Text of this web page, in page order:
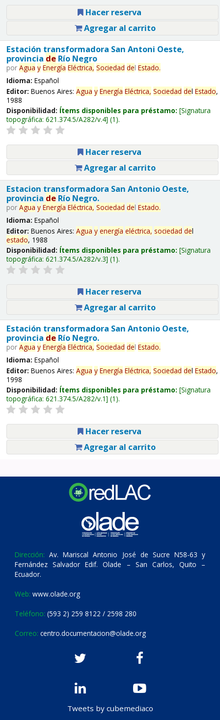
Hacer reserva
Agregar al carrito
Estación transformadora San Antoni Oeste,
provincia deRío Negro
por Agua y Energía Eléctrica, Sociedad del Estado.
Idioma: Español
Editor: Buenos Aires: Agua y Energía Eléctrica, Sociedad del Estado,
1988
Disponibilidad: Ítems disponibles para préstamo: Signatura
topográfica: 621.374.5/A282/v.4 (1).
Hacer reserva
Agregar al carrito
Estacion transformadora San Antonio Oeste,
provincia deRío Negro.
por Agua y Energía Eléctrica, Sociedad del Estado.
Idioma: Español
Editor: Buenos Aires: Agua y energía eléctrica, sociedad del
estado, 1988
Disponibilidad: Ítems disponibles para préstamo: Signatura
topográfica: 621.374.5/A282/v.3 (1).
Hacer reserva
Agregar al carrito
Estación transformadora San Antonio Oeste,
provincia deRío Negro.
por Agua y Energía Eléctrica, Sociedad del Estado.
Idioma: Español
Editor: Buenos Aires: Agua y Energía Eléctrica, Sociedad del Estado,
1998
Disponibilidad: Ítems disponibles para préstamo: Signatura
topográfica: 621.374.5/A282/v.1 (1).
Hacer reserva
Agregar al carrito
Dirección: Av. Mariscal Antonio José de Sucre N58-63 y
Fernández Salvador Edif. Olade – San Carlos, Quito –
Ecuador.
Web: www.olade.org
Teléfono: (593 2) 259 8122 / 2598 280
Correo: centro.documentacion@olade.org
Tweets by cubemediaco